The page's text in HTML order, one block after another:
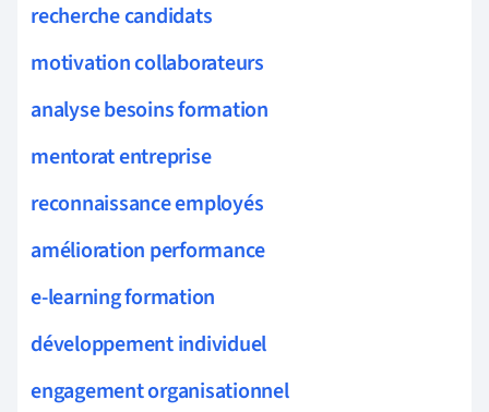
recherche candidats
motivation collaborateurs
analyse besoins formation
mentorat entreprise
reconnaissance employés
amélioration performance
e-learning formation
développement individuel
engagement organisationnel